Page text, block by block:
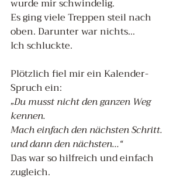
wurde mir schwindelig.
Es ging viele Treppen steil nach
oben. Darunter war nichts...
Ich schluckte.
Plötzlich fiel mir ein Kalender-
Spruch ein:
„Du musst nicht den ganzen Weg
kennen.
Mach einfach den nächsten Schritt.
und dann den nächsten...“
Das war so hilfreich und einfach
zugleich.